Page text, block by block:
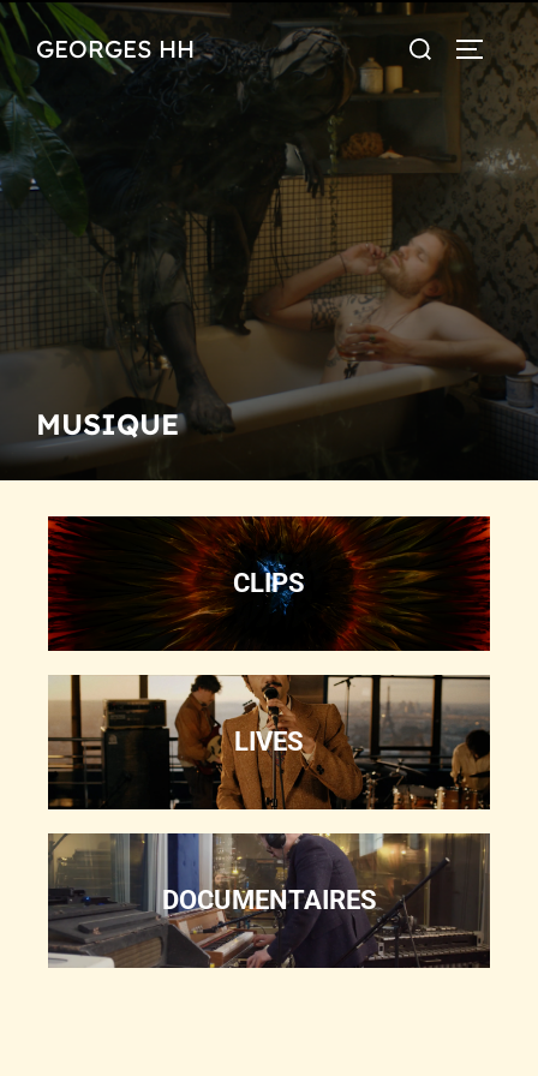
GEORGES HH
MUSIQUE
CLIPS
LIVES
DOCUMENTAIRES